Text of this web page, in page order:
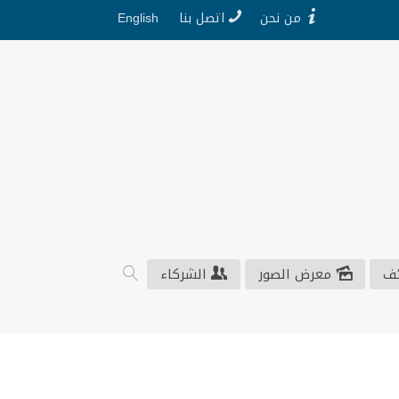
من نحن اتصل بنا English
معرض الصور الشركاء